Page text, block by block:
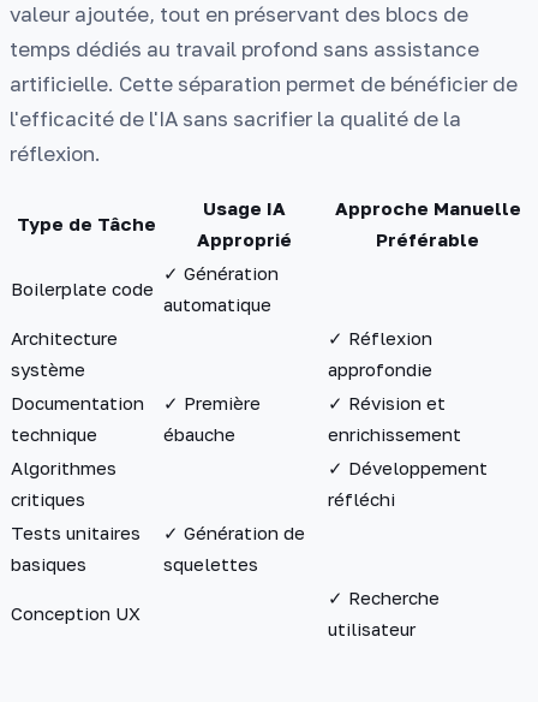
valeur ajoutée, tout en préservant des blocs de
temps dédiés au travail profond sans assistance
artificielle. Cette séparation permet de bénéficier de
l'efficacité de l'IA sans sacrifier la qualité de la
réflexion.
Type de Tâche
Usage IA
Approprié
Approche Manuelle
Préférable
Boilerplate code
✓ Génération
automatique
Architecture
système
✓ Réflexion
approfondie
Documentation
technique
✓ Première
ébauche
✓ Révision et
enrichissement
Algorithmes
critiques
✓ Développement
réfléchi
Tests unitaires
basiques
✓ Génération de
squelettes
Conception UX
✓ Recherche
utilisateur